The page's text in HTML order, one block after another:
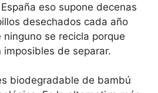
España eso supone decenas
desechados cada año
se recicla porque
imposibles de separar.
biodegradable de bambú